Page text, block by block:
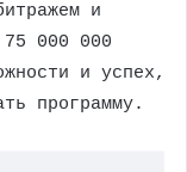
и
000 000
и успех,
программу.